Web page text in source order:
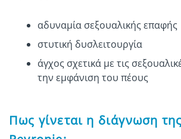
αδυναμία σεξουαλικής επαφής
στυτική δυσλειτουργία
άγχος σχετικά με τις
την εμφάνιση του πέους
Πως γίνεται η διάγνωση